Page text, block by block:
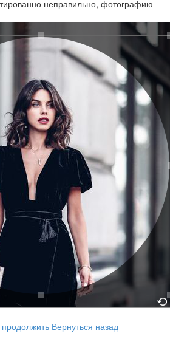
неправильно, фотографию
Вернуться назад